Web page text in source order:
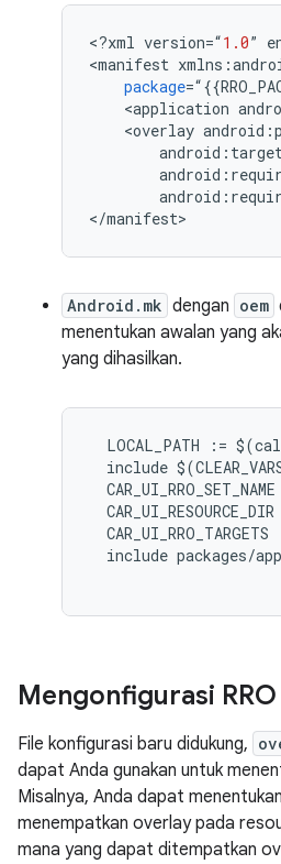
<?xml version=“1.0”
<manifest xmlns :
package=“{{
<application
<overlay android :
android :
android :
android :
</manifest>
Android.mk dengan oem
menentukan awalan yang
yang dihasilkan.
LOCAL_PATH := $(
include $(
CAR_UI_RRO_SET_NAME
CAR_UI_RESOURCE_DIR
CAR_UI_RRO_TARGETS
include packages/
Mengonfigurasi RRO
File konfigurasi baru didukung,
dapat Anda gunakan untuk
Misalnya, Anda dapat
menempatkan overlay pada
mana yang dapat ditempatkan